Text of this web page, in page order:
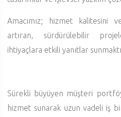
Amacımız; hizmet kalitesini
artıran, sürdürülebilir
ihtiyaçlara etkili yanıtlar
Sürekli büyüyen müşteri
hizmet sunarak uzun vadeli iş